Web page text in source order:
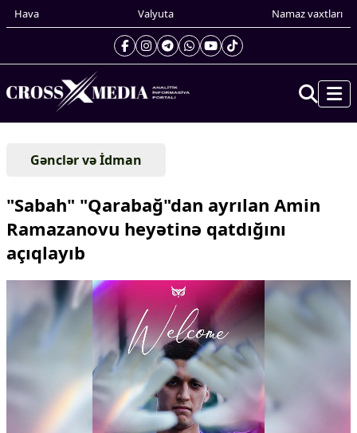
Hava Valyuta Namaz vaxtları
Prezidentin gündəliyi
Gündəm
Xarici xəbərlər
Cənubi Qafqaz
Türk Dünyası
Yaxın Şərq
Avropa
Amerika
Asiya
Çarpaz baxış
Siyasi
Gənclər və İdman
"Sabah" "Qarabağ"dan ayrılan Amin
Ramazanovu heyətinə qatdığını
açıqlayıb